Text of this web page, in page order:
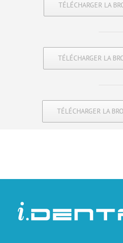
TÉLÉCHARGER LA
TÉLÉCHARGER LA
TÉLÉCHARGER LA